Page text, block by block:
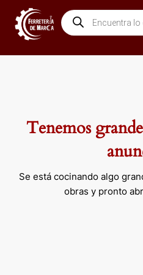
contenido
Búsqueda
de
productos
Tenemos
Se está cocinando algo
obras y pronto